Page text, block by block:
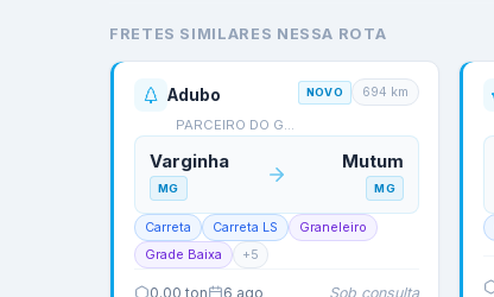
FRETES SIMILARES NESSA ROTA
Adubo
PARCEIRO DO GRAO LOGIS…
NOVO 694 km
Varginha
MG
Mutum
MG
Carreta Carreta LS
Graneleiro
Grade Baixa
+5
0.00 ton 6 ago Sob consulta